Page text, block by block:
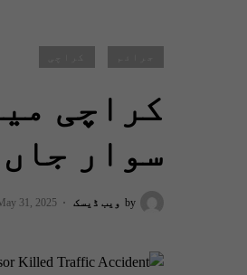
کراچی
سوار
by ویب ڈیسک 31, 2025